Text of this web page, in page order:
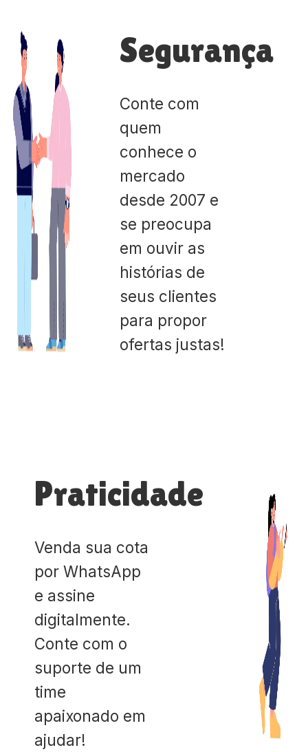
Segurança
Conte com
quem
conhece o
mercado
desde 2007 e
se preocupa
em ouvir as
histórias de
seus clientes
para propor
ofertas justas!
Praticidade
Venda sua cota
por WhatsApp
e assine
digitalmente.
Conte com o
suporte de um
time
apaixonado em
ajudar!